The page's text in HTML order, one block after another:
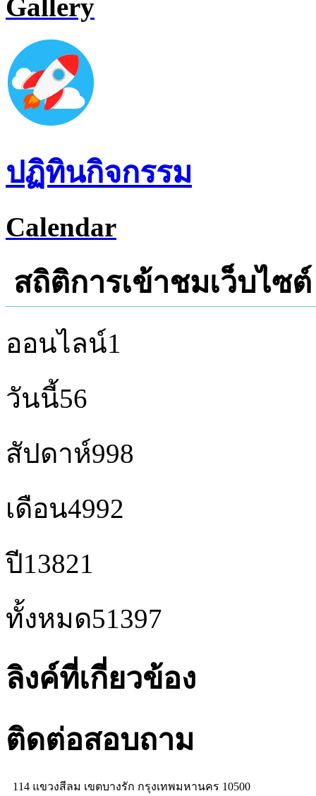
Gallery
ปฏิทินกิจกรรม
Calendar
สถิติการเข้าชมเว็บไซต์
ออนไลน์1
วันนี้56
สัปดาห์998
เดือน4992
ปี13821
ทั้งหมด51397
ลิงค์ที่เกี่ยวข้อง
ติดต่อสอบถาม
114 แขวงสีลม เขตบางรัก กรุงเทพมหานคร 10500